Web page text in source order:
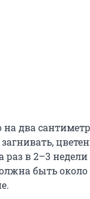
два
раз в 2–3
быть около